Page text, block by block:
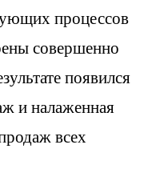
процессов
совершенно
появился
и налаженная
всех